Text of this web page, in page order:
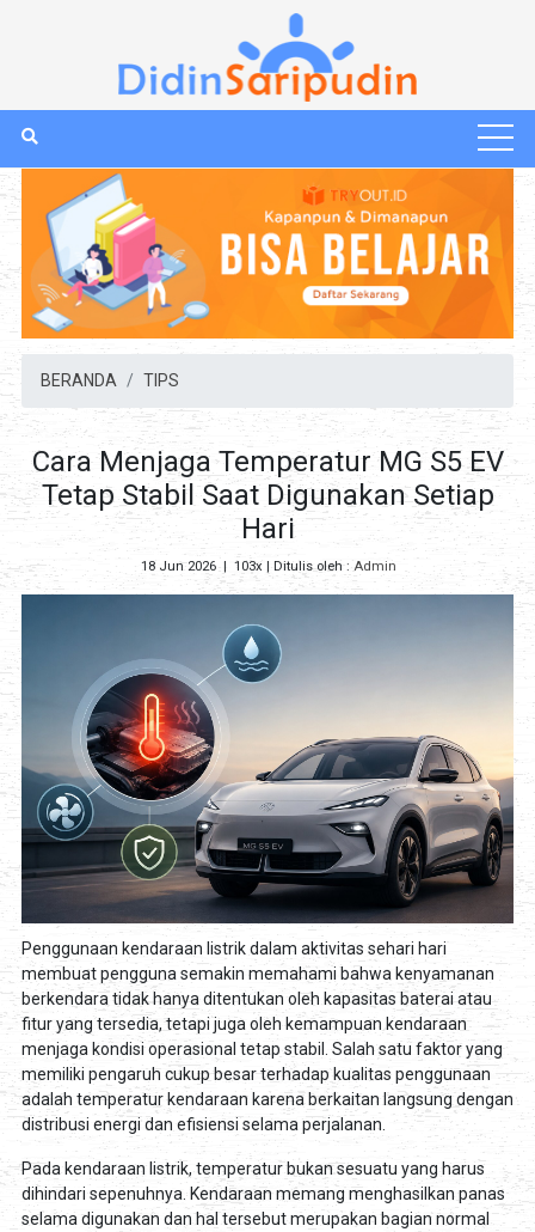
BERANDA TIPS
Cara Menjaga Temperatur MG S5 EV
Tetap Stabil Saat Digunakan Setiap
Hari
18 Jun 2026 103x | Ditulis oleh :Admin
Penggunaan kendaraan listrik dalam aktivitas sehari hari
membuat pengguna semakin memahami bahwa kenyamanan
berkendara tidak hanya ditentukan oleh kapasitas baterai atau
fitur yang tersedia, tetapi juga oleh kemampuan kendaraan
menjaga kondisi operasional tetap stabil. Salah satu faktor yang
memiliki pengaruh cukup besar terhadap kualitas penggunaan
adalah temperatur kendaraan karena berkaitan langsung dengan
distribusi energi dan efisiensi selama perjalanan.
Pada kendaraan listrik, temperatur bukan sesuatu yang harus
dihindari sepenuhnya. Kendaraan memang menghasilkan panas
selama digunakan dan hal tersebut merupakan bagian normal